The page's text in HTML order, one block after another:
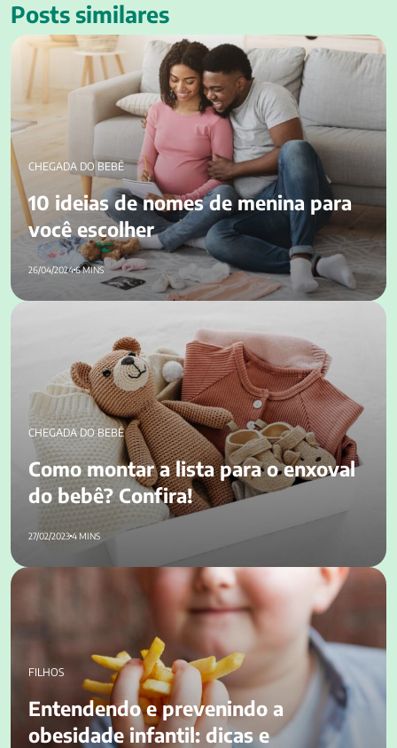
Posts similares
10 ideias de nomes de menina para você escolher
CHEGADA DO BEBÊ
10 ideias de nomes de menina para
você escolher
26/04/20246 MINS
Como montar a lista para o enxoval do bebê? Confira!
CHEGADA DO BEBÊ
Como montar a lista para o enxoval
do bebê? Confira!
27/02/20234 MINS
Entendendo e prevenindo a obesidade infantil: dicas e
FILHOS
Entendendo e prevenindo a
obesidade infantil: dicas e